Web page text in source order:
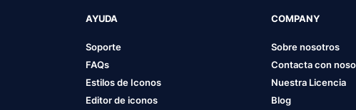
AYUDA
Soporte
FAQs
Estilos de Iconos
Editor de iconos
COMPANY
Sobre nosotros
Contacta con
Nuestra Licencia
Blog